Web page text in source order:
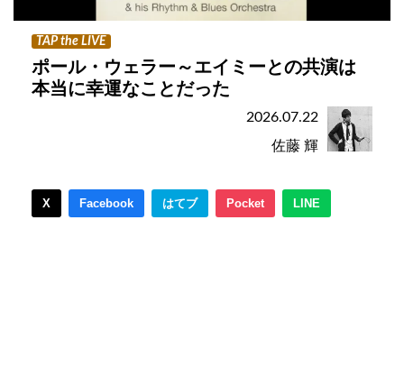
TAP the LIVE
ポール・ウェラー～エイミーとの共演は
本当に幸運なことだった
2026.07.22
佐藤 輝
X Facebook はてブ Pocket LINE